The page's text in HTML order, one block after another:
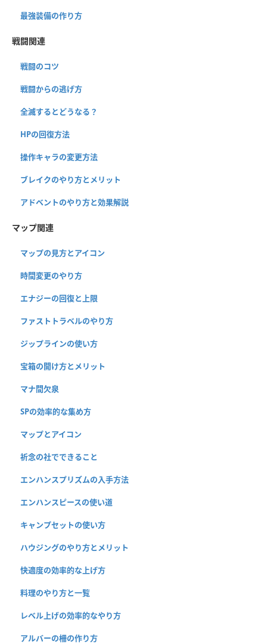
最強装備の作り方
戦闘関連
戦闘のコツ
戦闘からの逃げ方
全滅するとどうなる？
HPの回復方法
操作キャラの変更方法
ブレイクのやり方とメリット
アドベントのやり方と効果解説
マップ関連
マップの見方とアイコン
時間変更のやり方
エナジーの回復と上限
ファストトラベルのやり方
ジップラインの使い方
宝箱の開け方とメリット
マナ間欠泉
SPの効率的な集め方
マップとアイコン
祈念の社でできること
エンハンスプリズムの入手方法
エンハンスピースの使い道
キャンプセットの使い方
ハウジングのやり方とメリット
快適度の効率的な上げ方
料理のやり方と一覧
レベル上げの効率的なやり方
アルバーの柵の作り方